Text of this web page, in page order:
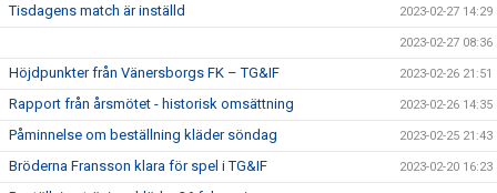
Tisdagens match är inställd 2023-02-27 14:29
2023-02-27 08:36
Höjdpunkter från Vänersborgs FK – TG&IF 2023-02-26 21:51
Rapport från årsmötet - historisk omsättning 2023-02-26 14:35
Påminnelse om beställning kläder söndag 2023-02-25 21:43
Bröderna Fransson klara för spel i TG&IF 2023-02-20 16:23